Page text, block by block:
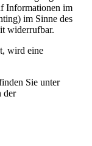
Informationen im
im Sinne des
widerrufbar.
wird eine
Sie unter
der